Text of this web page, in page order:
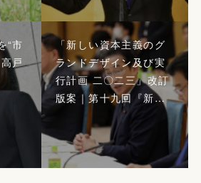
“市
戸
「新しい資本主義のグ
ランドデザイン及び実
行計画 二〇二三」改訂
版案｜第十九回『新…